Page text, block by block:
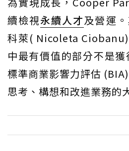
續檢視永續人才及營運
科萊( Nicoleta Ciobanu)
中最有價值的部分不是
標準商業影響力評估
思考、構想和改進業務的